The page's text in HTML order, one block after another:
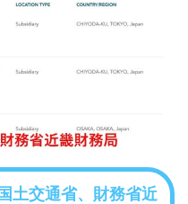
土交通省、財務省近